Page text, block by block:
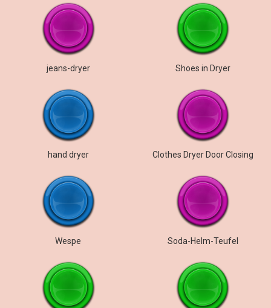
jeans-dryer Shoes in Dryer
hand dryer Clothes Dryer Door Closing
Wespe Soda-Helm-Teufel